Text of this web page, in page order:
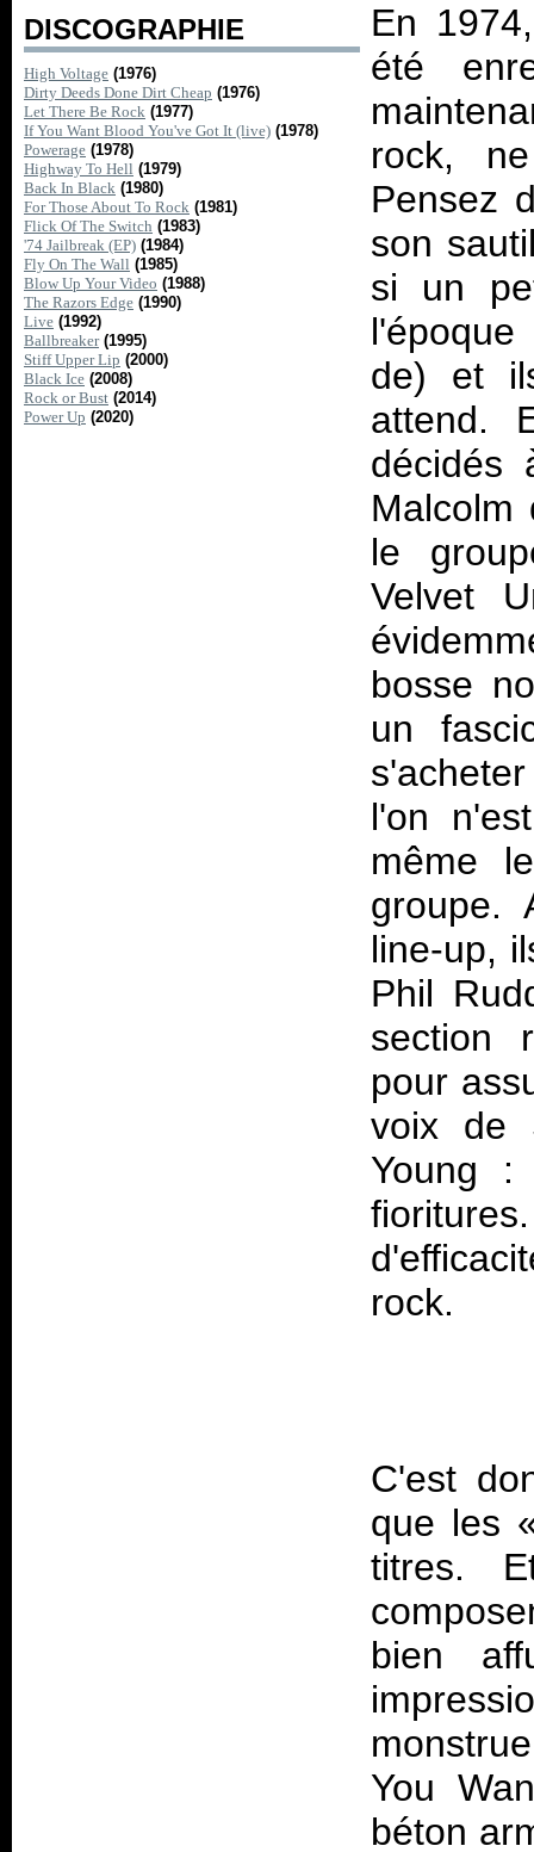
DISCOGRAPHIE
High Voltage (1976)
Dirty Deeds Done Dirt Cheap (1976)
Let There Be Rock (1977)
If You Want Blood You've Got It (live) (1978)
Powerage (1978)
Highway To Hell (1979)
Back In Black (1980)
For Those About To Rock (1981)
Flick Of The Switch (1983)
'74 Jailbreak (EP) (1984)
Fly On The Wall (1985)
Blow Up Your Video (1988)
The Razors Edge (1990)
Live (1992)
Ballbreaker (1995)
Stiff Upper Lip (2000)
Black Ice (2008)
Rock or Bust (2014)
Power Up (2020)
En
été
rock,
Pensez
son
si un
de) et
attend.
décidés
Malcolm
le
Velvet
bosse
un
l'on
même
groupe.
line-up,
Phil
section
pour
voix de
Young :
C'est
que les
titres.
bien
You
béton